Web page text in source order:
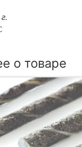
о товаре